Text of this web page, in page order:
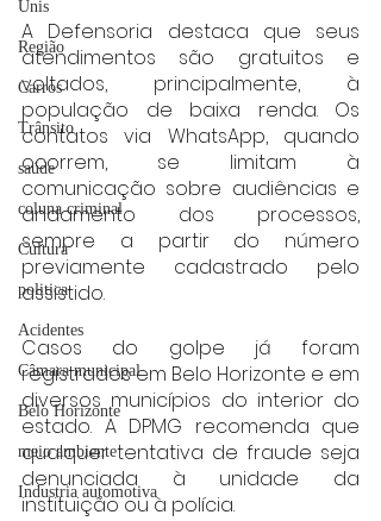
Unis
Região
Carros
Trânsito
saúde
coluna criminal
Cultura
politica
Acidentes
Câmara municipal
Belo Horizonte
meio ambiente
Industria automotiva
A Defensoria destaca que seus
atendimentos são gratuitos e
voltados, principalmente, à
população de baixa renda. Os
contatos via WhatsApp, quando
ocorrem, se limitam à
comunicação sobre audiências e
andamento dos processos,
sempre a partir do número
previamente cadastrado pelo
assistido.
Casos do golpe já foram
registrados em Belo Horizonte e em
diversos municípios do interior do
estado. A DPMG recomenda que
qualquer tentativa de fraude seja
denunciada à unidade da
instituição ou à polícia.